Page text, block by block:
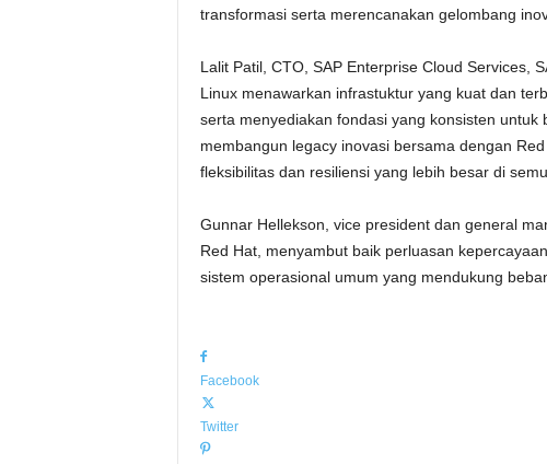
transformasi serta merencanakan gelombang
Lalit Patil, CTO, SAP Enterprise Cloud Services,
Linux menawarkan infrastuktur yang kuat dan
serta menyediakan fondasi yang konsisten
membangun legacy inovasi bersama dengan
fleksibilitas dan resiliensi yang lebih besar di
Gunnar Hellekson, vice president dan general
Red Hat, menyambut baik perluasan
sistem operasional umum yang mendukung
Facebook
Twitter